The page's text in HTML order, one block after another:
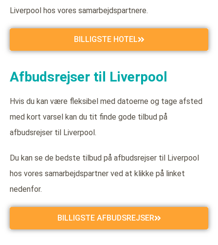
Liverpool hos vores samarbejdspartnere.
BILLIGSTE HOTEL
Afbudsrejser til Liverpool
Hvis du kan være fleksibel med datoerne og tage afsted
med kort varsel kan du tit finde gode tilbud på
afbudsrejser til Liverpool.
Du kan se de bedste tilbud på afbudsrejser til Liverpool
hos vores samarbejdspartner ved at klikke på linket
nedenfor.
BILLIGSTE AFBUDSREJSER